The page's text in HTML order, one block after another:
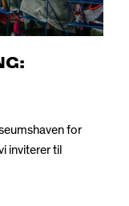
for
inviterer til